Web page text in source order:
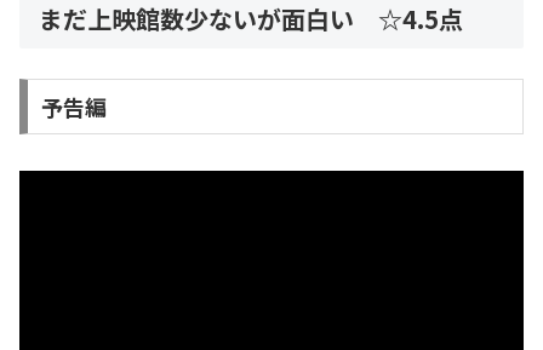
まだ上映館数少ないが面白い ☆4.5点
予告編